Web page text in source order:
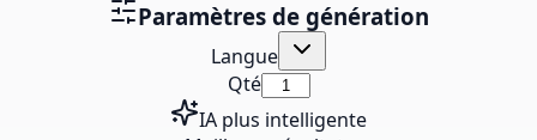
Paramètres de génération
Langue
Qté
IA plus intelligente